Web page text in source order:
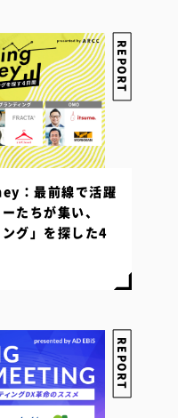
REPORT
REPORT
：最前線で活躍
たちが集い、
ング」を探した4